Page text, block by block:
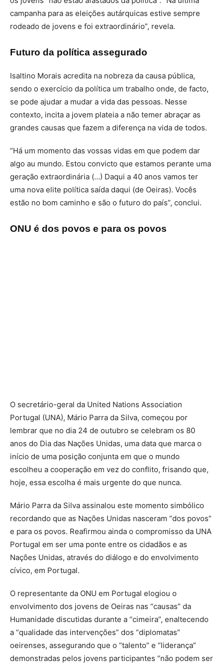
campanha para as eleições autárquicas estive sempre
rodeado de jovens e foi extraordinário”, revela.
Futuro da política assegurado
Isaltino Morais acredita na nobreza da causa pública,
sendo o exercício da política um trabalho onde, de facto,
se pode ajudar a mudar a vida das pessoas. Nesse
contexto, incita a jovem plateia a não temer abraçar as
grandes causas que fazem a diferença na vida de todos.
“Há um momento das vossas vidas em que podem dar
algo au mundo. Estou convicto que estamos perante uma
geração extraordinária (…) Daqui a 40 anos vamos ter
uma nova elite política saída daqui (de Oeiras). Vocês
estão no bom caminho e são o futuro do país”, conclui.
ONU é dos povos e para os povos
O secretário-geral da United Nations Association
Portugal (UNA), Mário Parra da Silva, começou por
lembrar que no dia 24 de outubro se celebram os 80
anos do Dia das Nações Unidas, uma data que marca o
início de uma posição conjunta em que o mundo
escolheu a cooperação em vez do conflito, frisando que,
hoje, essa escolha é mais urgente do que nunca.
Mário Parra da Silva assinalou este momento simbólico
recordando que as Nações Unidas nasceram “dos povos”
e para os povos. Reafirmou ainda o compromisso da UNA
Portugal em ser uma ponte entre os cidadãos e as
Nações Unidas, através do diálogo e do envolvimento
cívico, em Portugal.
O representante da ONU em Portugal elogiou o
envolvimento dos jovens de Oeiras nas “causas” da
Humanidade discutidas durante a “cimeira”, enaltecendo
a “qualidade das intervenções” dos “diplomatas”
oeirenses, assegurando que o “talento” e “liderança”
demonstradas pelos jovens participantes “não podem ser